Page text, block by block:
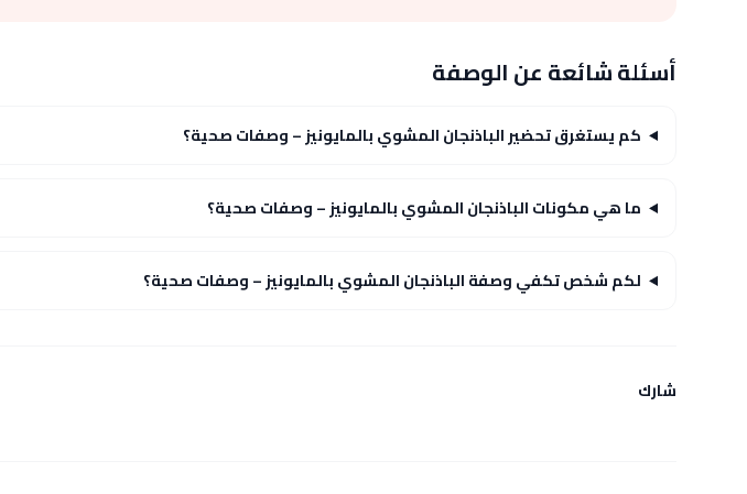
أسئلة شائعة عن الوصفة
كم يستغرق تحضير الباذنجان المشوي بالمايونيز – وصفات صحية؟
ما هي مكونات الباذنجان المشوي بالمايونيز – وصفات صحية؟
لكم شخص تكفي وصفة الباذنجان المشوي بالمايونيز – وصفات صحية؟
شارك